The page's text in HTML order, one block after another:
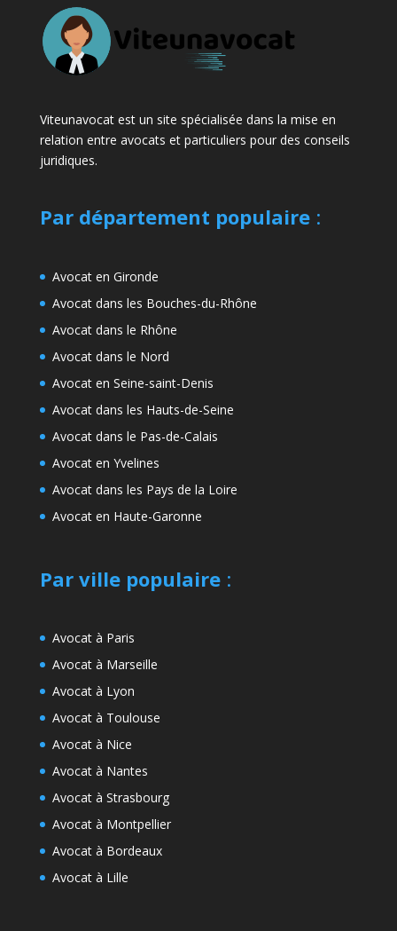
Viteunavocat est un site spécialisée dans la mise en
relation entre avocats et particuliers pour des conseils
juridiques.
Par département populaire:
Avocat en Gironde
Avocat dans les Bouches-du-Rhône
Avocat dans le Rhône
Avocat dans le Nord
Avocat en Seine-saint-Denis
Avocat dans les Hauts-de-Seine
Avocat dans le Pas-de-Calais
Avocat en Yvelines
Avocat dans les Pays de la Loire
Avocat en Haute-Garonne
Par ville populaire:
Avocat à Paris
Avocat à Marseille
Avocat à Lyon
Avocat à Toulouse
Avocat à Nice
Avocat à Nantes
Avocat à Strasbourg
Avocat à Montpellier
Avocat à Bordeaux
Avocat à Lille